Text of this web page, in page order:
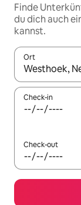
Finde
du dich auch
kannst.
Ort
Wenn
Check-in
Check-out